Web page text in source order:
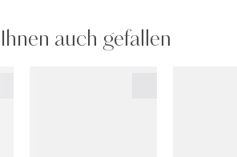
auch gefallen